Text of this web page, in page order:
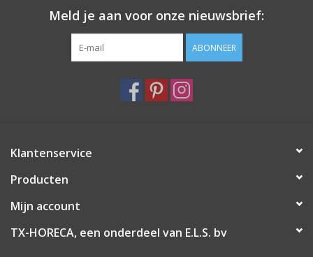
Meld je aan voor onze nieuwsbrief:
ABONNEER
Klantenservice
Producten
Mijn account
TX-HORECA, een onderdeel van E.L.S. bv